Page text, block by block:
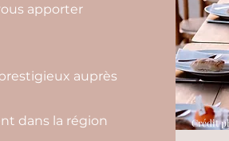
apporter
auprès
dans la région
Crédit